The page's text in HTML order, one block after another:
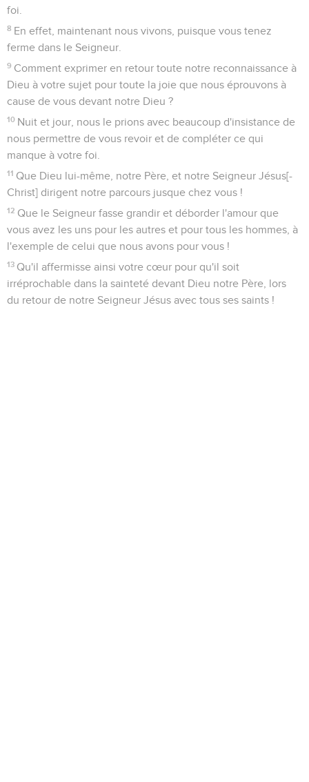
foi.
8 En effet, maintenant nous vivons, puisque vous tenez
ferme dans le Seigneur.
9 Comment exprimer en retour toute notre reconnaissance à
Dieu à votre sujet pour toute la joie que nous éprouvons à
cause de vous devant notre Dieu ?
10 Nuit et jour, nous le prions avec beaucoup d'insistance de
nous permettre de vous revoir et de compléter ce qui
manque à votre foi.
11 Que Dieu lui-même, notre Père, et notre Seigneur Jésus[-
Christ] dirigent notre parcours jusque chez vous !
12 Que le Seigneur fasse grandir et déborder l'amour que
vous avez les uns pour les autres et pour tous les hommes, à
l'exemple de celui que nous avons pour vous !
13 Qu'il affermisse ainsi votre cœur pour qu'il soit
irréprochable dans la sainteté devant Dieu notre Père, lors
du retour de notre Seigneur Jésus avec tous ses saints !